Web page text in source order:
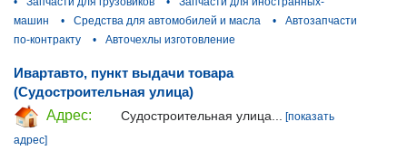
машин
• Средства для автомобилей и масла •
Автозапчасти
по-контракту
• Авточехлы изготовление
Ивартавто, пункт выдачи товара
(Судостроительная улица)
Адрес:
Судостроительная улица... [показать
адрес]